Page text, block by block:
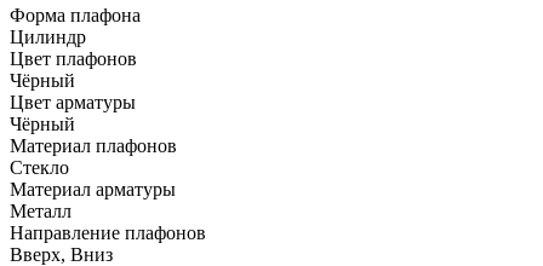
Форма плафона
Цилиндр
Цвет плафонов
Чёрный
Цвет арматуры
Чёрный
Материал плафонов
Стекло
Материал арматуры
Металл
Направление плафонов
Вверх, Вниз